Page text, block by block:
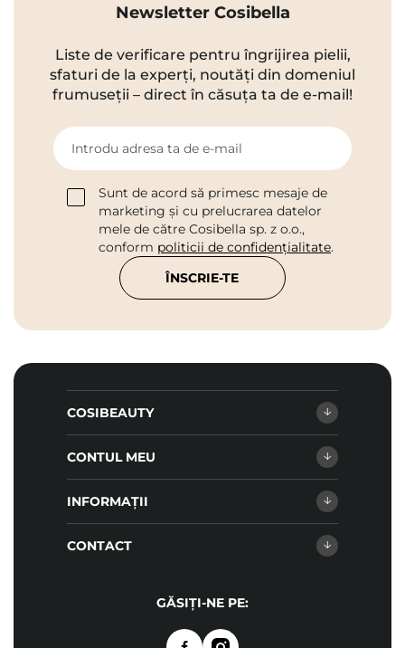
Newsletter Cosibella
Liste de verificare pentru îngrijirea pielii,
sfaturi de la experți, noutăți din domeniul
frumuseții – direct în căsuța ta de e-mail!
Introdu adresa ta de e-mail
Sunt de acord să primesc mesaje de
marketing și cu prelucrarea datelor
mele de către Cosibella sp. z o.o.,
conform politicii de confidențialitate.
ÎNSCRIE-TE
COSIBEAUTY
CONTUL MEU
INFORMAȚII
CONTACT
GĂSIȚI-NE PE: